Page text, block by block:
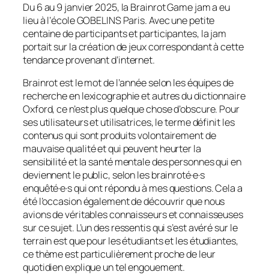
Du 6 au 9 janvier 2025, la Brainrot Game jam a eu
lieu à l’école GOBELINS Paris. Avec une petite
centaine de participants et participantes, la jam
portait sur la création de jeux correspondant à cette
tendance provenant d’internet.
Brainrot est le mot de l’année selon les équipes de
recherche en lexicographie et autres du dictionnaire
Oxford, ce n’est plus quelque chose d’obscure. Pour
ses utilisateurs et utilisatrices, le terme définit les
contenus qui sont produits volontairement de
mauvaise qualité et qui peuvent heurter la
sensibilité et la santé mentale des personnes qui en
deviennent le public, selon les brainroté·e·s
enquêté·e·s qui ont répondu à mes questions. Cela a
été l’occasion également de découvrir que nous
avions de véritables connaisseurs et connaisseuses
sur ce sujet. L’un des ressentis qui s’est avéré sur le
terrain est que pour les étudiants et les étudiantes,
ce thème est particulièrement proche de leur
quotidien explique un tel engouement.